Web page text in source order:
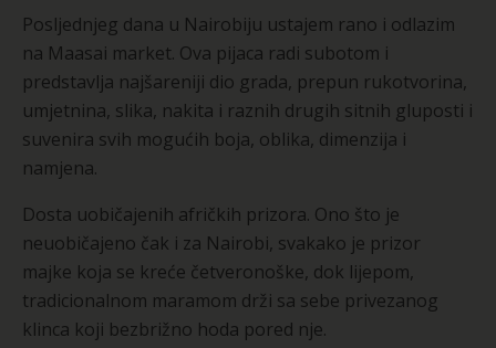
Posljednjeg dana u Nairobiju ustajem rano i odlazim
na Maasai market. Ova pijaca radi subotom i
predstavlja najšareniji dio grada, prepun rukotvorina,
umjetnina, slika, nakita i raznih drugih sitnih gluposti i
suvenira svih mogućih boja, oblika, dimenzija i
namjena.
Dosta uobičajenih afričkih prizora. Ono što je
neuobičajeno čak i za Nairobi, svakako je prizor
majke koja se kreće četveronoške, dok lijepom,
tradicionalnom maramom drži sa sebe privezanog
klinca koji bezbrižno hoda pored nje.